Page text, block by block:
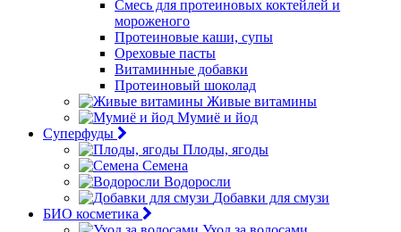
Смесь для протеиновых коктейлей и
мороженого
Протеиновые каши, супы
Ореховые пасты
Витаминные добавки
Протеиновый шоколад
Живые витамины
Мумиё и йод
Суперфуды
Плоды, ягоды
Семена
Водоросли
Добавки для смузи
БИО косметика